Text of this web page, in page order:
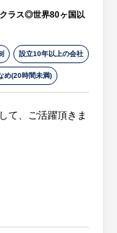
テンツ（マネジメ
ミュニケーショ
・実行
材の獲得
／実行、HP、各
ラス◎世界80ヶ国以
設立10年以上の会社
め(20時間未満)
て、ご活躍頂きま
メンテナンス、修